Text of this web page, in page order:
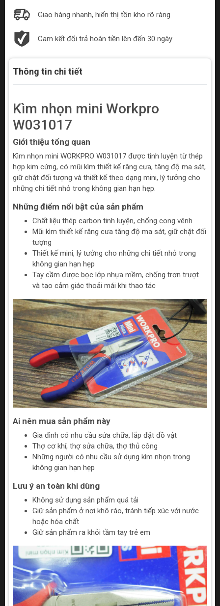
Giao hàng nhanh, hiển thị tồn kho rõ ràng
Cam kết đổi trả hoàn tiền lên đến 30 ngày
Thông tin chi tiết
Kìm nhọn mini Workpro
W031017
Giới thiệu tổng quan
Kìm nhọn mini WORKPRO W031017 được tinh luyện từ thép
hợp kim cứng, có mũi kìm thiết kế răng cưa, tăng độ ma sát,
giữ chặt đối tượng và thiết kế theo dạng mini, lý tưởng cho
những chi tiết nhỏ trong không gian hạn hẹp.
Những điểm nổi bật của sản phẩm
Chất liệu thép carbon tinh luyện, chống cong vênh
Mũi kìm thiết kế răng cưa tăng độ ma sát, giữ chặt đối
tượng
Thiết kế mini, lý tưởng cho những chi tiết nhỏ trong
không gian hạn hẹp
Tay cầm được bọc lớp nhựa mềm, chống trơn trượt
và tạo cảm giác thoải mái khi thao tác
Ai nên mua sản phẩm này
Gia đình có nhu cầu sửa chữa, lắp đặt đồ vật
Thợ cơ khí, thợ sửa chữa, thợ thủ công
Những người có nhu cầu sử dụng kìm nhọn trong
không gian hạn hẹp
Lưu ý an toàn khi dùng
Không sử dụng sản phẩm quá tải
Giữ sản phẩm ở nơi khô ráo, tránh tiếp xúc với nước
hoặc hóa chất
Giữ sản phẩm ra khỏi tầm tay trẻ em